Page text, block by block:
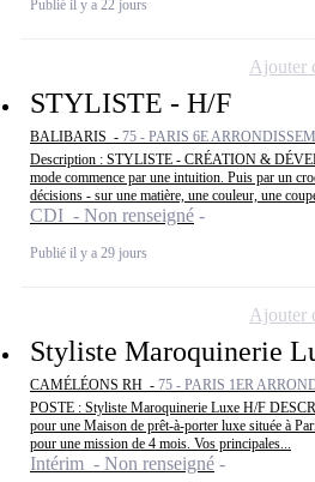
Publié il y a 22 jours
STYLISTE - H/F
BALIBARIS - 75 - PARIS 6E
Description : STYLISTE - CRÉATION &
mode commence par une intuition. Puis par un
décisions - sur une matière, une couleur, une coupe
CDI - Non renseigné
Publié il y a 29 jours
Ajouter
Styliste Maroquinerie
CAMÉLÉONS RH - 75 - PARIS 1ER
POSTE : Styliste Maroquinerie Luxe H/F
pour une Maison de prêt-à-porter luxe située à
pour une mission de 4 mois. Vos principales...
Intérim - Non renseigné
Ajouter